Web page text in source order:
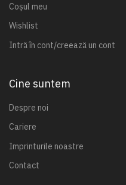
Coșul meu
Wishlist
Intră în cont/creează un cont
Cine suntem
Despre noi
Cariere
Imprinturile noastre
Contact